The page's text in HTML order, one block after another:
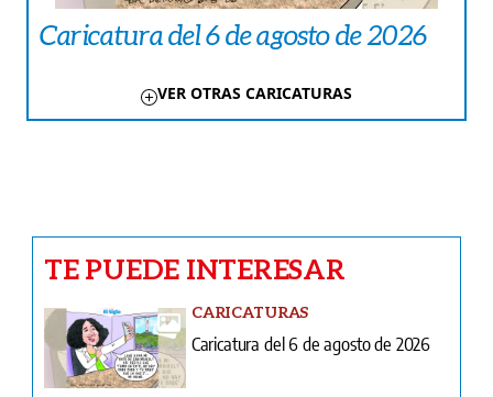
Caricatura del 6 de agosto de 2026
VER OTRAS CARICATURAS
Caricatura del 6 de agosto de 2026
COLUMNAS
No hay defensa que frene la golpiza